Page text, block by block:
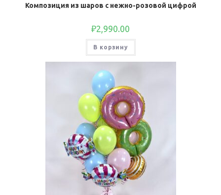
Композиция из шаров с нежно-розовой цифрой
₽2,990.00
В корзину